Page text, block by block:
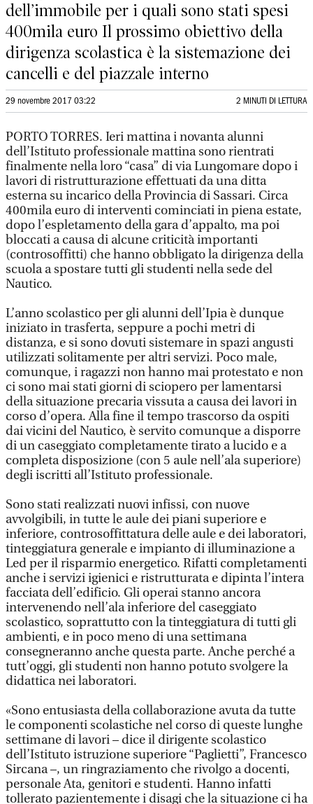
dell’immobile per i quali sono stati spesi
400mila euro Il prossimo obiettivo della
dirigenza scolastica è la sistemazione dei
cancelli e del piazzale interno
29 novembre 2017 03:22 2 MINUTI DI LETTURA
PORTO TORRES. Ieri mattina i novanta alunni
dell’Istituto professionale mattina sono rientrati
finalmente nella loro “casa” di via Lungomare dopo i
lavori di ristrutturazione effettuati da una ditta
esterna su incarico della Provincia di Sassari. Circa
400mila euro di interventi cominciati in piena estate,
dopo l’espletamento della gara d’appalto, ma poi
bloccati a causa di alcune criticità importanti
(controsoffitti) che hanno obbligato la dirigenza della
scuola a spostare tutti gli studenti nella sede del
Nautico.
L’anno scolastico per gli alunni dell’Ipia è dunque
iniziato in trasferta, seppure a pochi metri di
distanza, e si sono dovuti sistemare in spazi angusti
utilizzati solitamente per altri servizi. Poco male,
comunque, i ragazzi non hanno mai protestato e non
ci sono mai stati giorni di sciopero per lamentarsi
della situazione precaria vissuta a causa dei lavori in
corso d’opera. Alla fine il tempo trascorso da ospiti
dai vicini del Nautico, è servito comunque a disporre
di un caseggiato completamente tirato a lucido e a
completa disposizione (con 5 aule nell’ala superiore)
degli iscritti all’Istituto professionale.
Sono stati realizzati nuovi infissi, con nuove
avvolgibili, in tutte le aule dei piani superiore e
inferiore, controsoffittatura delle aule e dei laboratori,
tinteggiatura generale e impianto di illuminazione a
Led per il risparmio energetico. Rifatti completamenti
anche i servizi igienici e ristrutturata e dipinta l’intera
facciata dell’edificio. Gli operai stanno ancora
intervenendo nell’ala inferiore del caseggiato
scolastico, soprattutto con la tinteggiatura di tutti gli
ambienti, e in poco meno di una settimana
consegneranno anche questa parte. Anche perché a
tutt’oggi, gli studenti non hanno potuto svolgere la
didattica nei laboratori.
«Sono entusiasta della collaborazione avuta da tutte
le componenti scolastiche nel corso di queste lunghe
settimane di lavori – dice il dirigente scolastico
dell’Istituto istruzione superiore “Paglietti”, Francesco
Sircana –, un ringraziamento che rivolgo a docenti,
personale Ata, genitori e studenti. Hanno infatti
tollerato pazientemente i disagi che la situazione ci ha